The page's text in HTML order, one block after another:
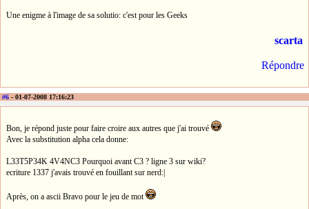
Une enigme à l'image de sa solutio: c'est pour les Geeks
scarta
Répondre
#6 - 01-07-2008 17:16:23
Bon, je répond juste pour faire croire aux autres que j'ai trouvé
Avec la substitution alpha cela donne:
L33T5P34K 4V4NC3 Pourquoi avant C3 ? ligne 3 sur wiki?
ecriture 1337 j'avais trouvé en fouillant sur nerd:|
Après, on a ascii Bravo pour le jeu de mot